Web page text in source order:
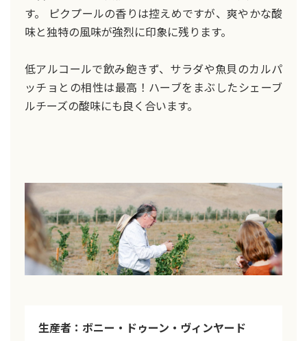
す。 ピクプールの香りは控えめですが、爽やかな酸
味と独特の風味が強烈に印象に残ります。
低アルコールで飲み飽きず、サラダや魚貝のカルパ
ッチョとの相性は最高！ハーブをまぶしたシェーブ
ルチーズの酸味にも良く合います。
生産者：ボニー・ドゥーン・ヴィンヤード